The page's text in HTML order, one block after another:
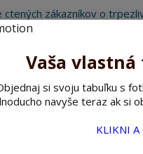
ctených zákazníkov o
ceduľky
Vaša
si svoju tabuľku s
navyše teraz ak si
KLIKNI A